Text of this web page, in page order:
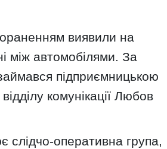
виявили на
між автомобілями. За
підприємницькою
комунікації Любов
слідчо-оперативна група,